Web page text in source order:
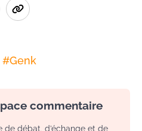
#Genk
commentaire
de débat, d’échange et de